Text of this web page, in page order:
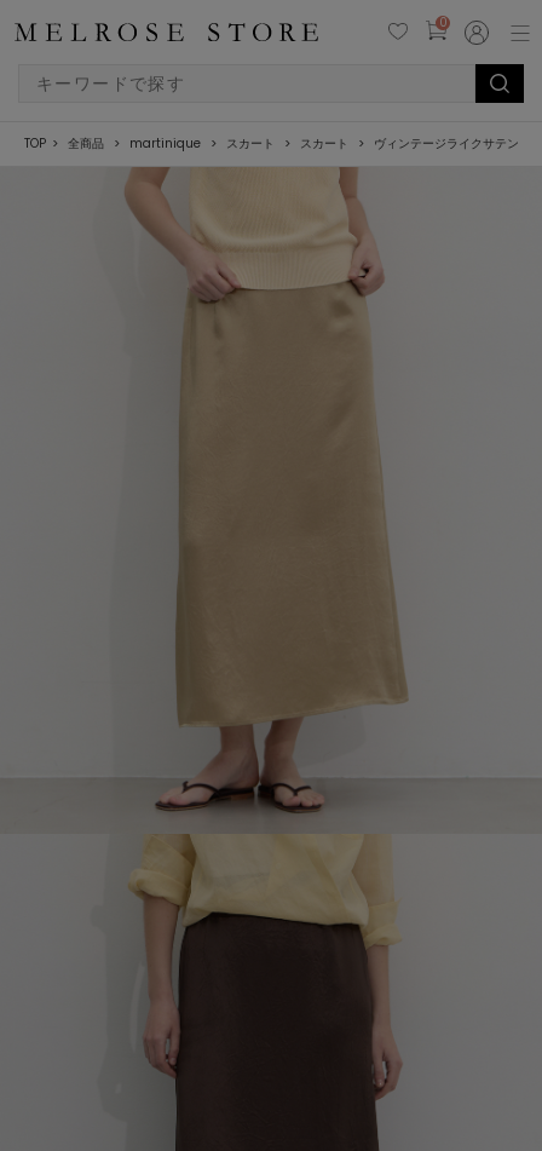
0
TOP 全商品 martinique スカート スカート ヴィンテージライクサテンロ